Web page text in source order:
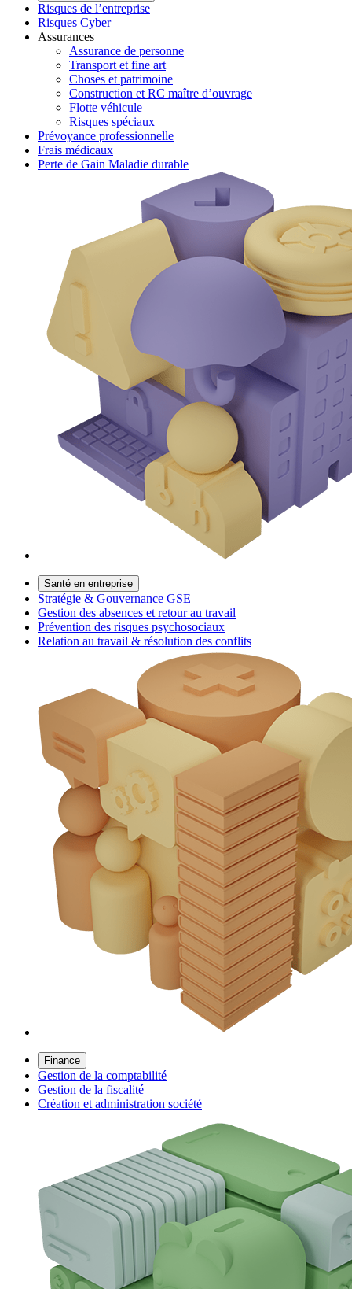
Risques de l’entreprise
Risques Cyber
Assurances
Assurance de personne
Transport et fine art
Choses et patrimoine
Construction et RC maître d’ouvrage
Flotte véhicule
Risques spéciaux
Prévoyance professionnelle
Frais médicaux
Perte de Gain Maladie durable
Santé en entreprise
Stratégie & Gouvernance GSE
Gestion des absences et retour au travail
Prévention des risques psychosociaux
Relation au travail & résolution des conflits
Finance
Gestion de la comptabilité
Gestion de la fiscalité
Création et administration société